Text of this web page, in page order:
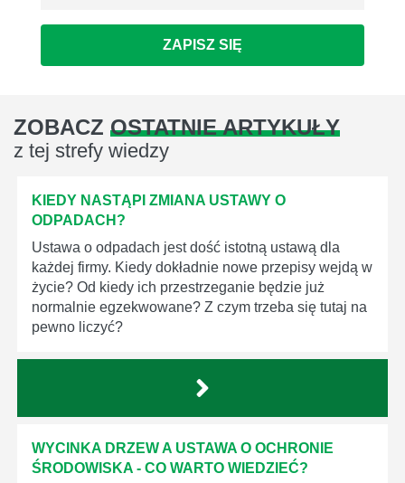
ZAPISZ SIĘ
ZOBACZ OSTATNIE ARTYKUŁY
z tej strefy wiedzy
KIEDY NASTĄPI ZMIANA USTAWY O
ODPADACH?
Ustawa o odpadach jest dość istotną ustawą dla
każdej firmy. Kiedy dokładnie nowe przepisy wejdą w
życie? Od kiedy ich przestrzeganie będzie już
normalnie egzekwowane? Z czym trzeba się tutaj na
pewno liczyć?
WYCINKA DRZEW A USTAWA O OCHRONIE
ŚRODOWISKA - CO WARTO WIEDZIEĆ?